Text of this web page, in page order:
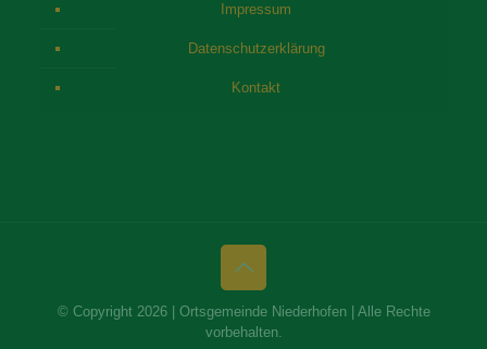
Impressum
Datenschutzerklärung
Kontakt
© Copyright 2026 | Ortsgemeinde Niederhofen | Alle Rechte
vorbehalten.